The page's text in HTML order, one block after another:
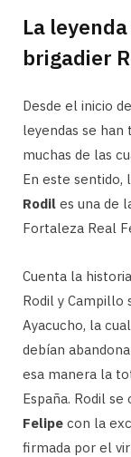
La
brigadier
Desde el inicio
leyendas se
muchas de las
En este sentido,
Rodil es una de
Fortaleza Real
Cuenta la
Rodil y Campillo
Ayacucho, la
debían
esa manera la
España. Rodil
Felipe con la
firmada por el